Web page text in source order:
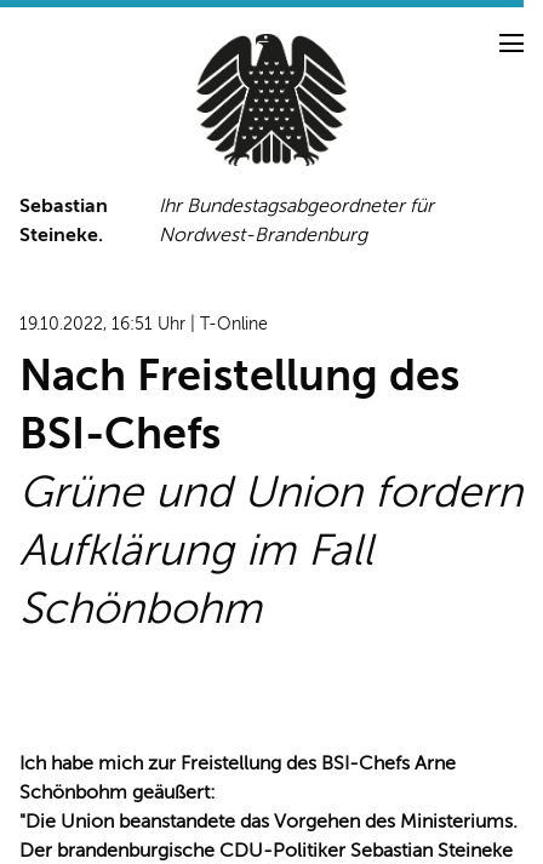
Sebastian
Steineke.
Ihr Bundestagsabgeordneter für
Nordwest-Brandenburg
NEUIGKEITEN
PRESSEFOTOS
FACEBOOK-SEITE
19.10.2022, 16:51 Uhr | T-Online
Nach Freistellung des
BSI-Chefs
Grüne und Union fordern
Aufklärung im Fall
Schönbohm
Ich habe mich zur Freistellung des BSI-Chefs Arne
Schönbohm geäußert:
"Die Union beanstandete das Vorgehen des Ministeriums.
Der brandenburgische CDU-Politiker Sebastian Steineke